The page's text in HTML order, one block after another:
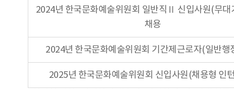
2024년 한국문화예술위원회 일반직Ⅱ 신입사원(무대
채용
2024년 한국문화예술위원회 기간제근로자(일반행
2025년 한국문화예술위원회 신입사원(채용형 인